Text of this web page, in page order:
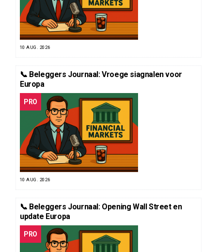
10 AUG. 2026
📞 Beleggers Journaal: Vroege siagnalen voor
Europa
PRO
10 AUG. 2026
📞 Beleggers Journaal: Opening Wall Street en
update Europa
PRO